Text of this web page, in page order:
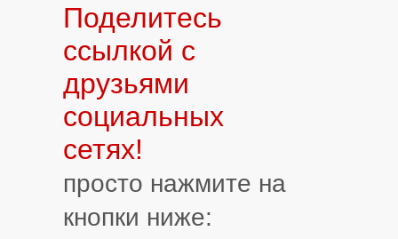
Поделитесь
ссылкой с
друзьями
социальных
сетях!
просто нажмите на
кнопки ниже: